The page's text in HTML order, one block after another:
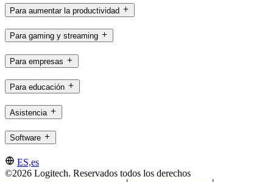
Para aumentar la productividad
Para gaming y streaming
Para empresas
Para educación
Asistencia
Software
ES,es
©2026 Logitech. Reservados todos los derechos